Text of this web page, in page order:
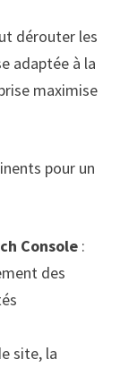
dérouter les
adaptée à la
maximise
pour un
Console:
des
site, la